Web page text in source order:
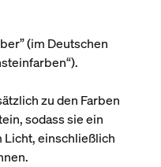
(im Deutschen
zu den Farben
sodass sie ein
einschließlich